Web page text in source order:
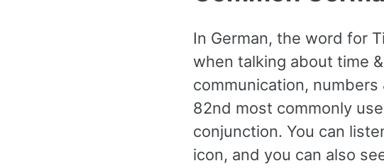
In German, the word for
when talking about time
communication,
82nd most commonly
conjunction. You can
icon, and you can also